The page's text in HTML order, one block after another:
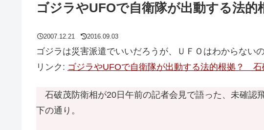
ゴジラやUFOで自衛隊が出動する法的
2007.12.21 2016.09.03
ゴジラは災害派遣でいいだろうが、ＵＦＯはわからないの
リンク: ゴジラやUFOで自衛隊が出動する法的根拠？
石破茂防衛相が20日午前の記者会見で語った、未確認
下の通り。